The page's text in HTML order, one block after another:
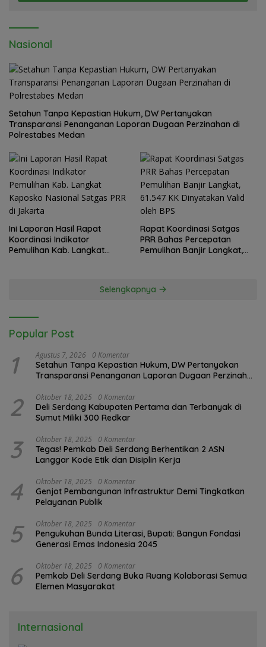
Nasional
Setahun Tanpa Kepastian Hukum, DW Pertanyakan
Transparansi Penanganan Laporan Dugaan Perzinahan di
Polrestabes Medan
Ini Laporan Hasil Rapat
Koordinasi Indikator
Pemulihan Kab. Langkat
Rapat Koordinasi Satgas
PRR Bahas Percepatan
Pemulihan Banjir Langkat,
Selengkapnya
Popular Post
1 Agustus 7, 2026 0 Komentar
Setahun Tanpa Kepastian Hukum, DW Pertanyakan
Transparansi Penanganan Laporan Dugaan Perzinahan
2 Oktober 18, 2025 0 Komentar
Deli Serdang Kabupaten Pertama dan Terbanyak di
Sumut Miliki 300 Redkar
3 Oktober 18, 2025 0 Komentar
Tegas! Pemkab Deli Serdang Berhentikan 2 ASN
Langgar Kode Etik dan Disiplin Kerja
4 Oktober 18, 2025 0 Komentar
Genjot Pembangunan Infrastruktur Demi Tingkatkan
Pelayanan Publik
5 Oktober 18, 2025 0 Komentar
Pengukuhan Bunda Literasi, Bupati: Bangun Fondasi
Generasi Emas Indonesia 2045
6 Oktober 18, 2025 0 Komentar
Pemkab Deli Serdang Buka Ruang Kolaborasi Semua
Elemen Masyarakat
Internasional